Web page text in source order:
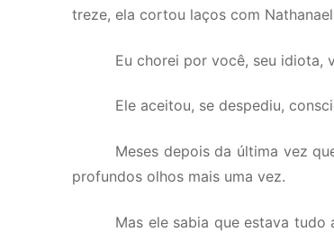
treze, ela cortou laços com
Eu chorei por você, seu idiota,
Ele aceitou, se despediu,
Meses depois da última vez
profundos olhos mais uma vez.
Mas ele sabia que estava tudo